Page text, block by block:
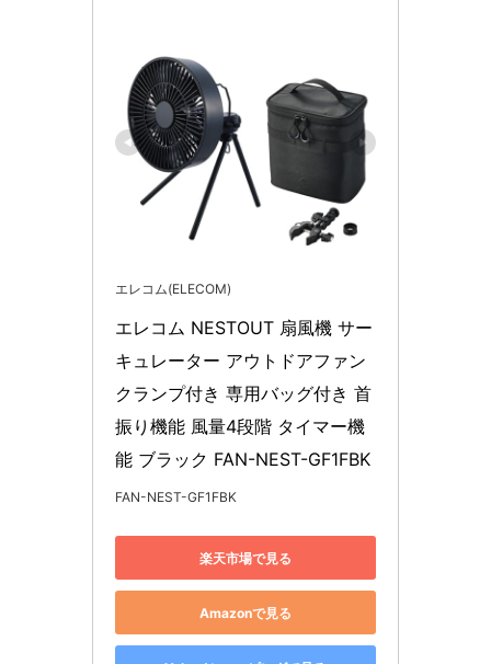
エレコム(ELECOM)
エレコム NESTOUT 扇風機 サー
キュレーター アウトドアファン
クランプ付き 専用バッグ付き 首
振り機能 風量4段階 タイマー機
能 ブラック FAN-NEST-GF1FBK
FAN-NEST-GF1FBK
楽天市場で見る
Amazonで見る